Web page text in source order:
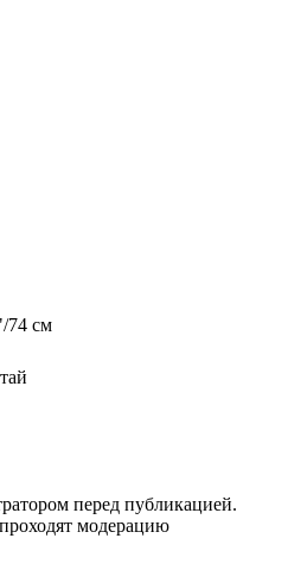
74 см
перед публикацией.
модерацию